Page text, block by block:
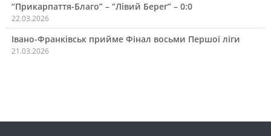
“Прикарпаття-Благо” – “Лівий Берег” – 0:0
22.03.2026
Івано-Франківськ прийме Фінал восьми Першої ліги
21.03.2026